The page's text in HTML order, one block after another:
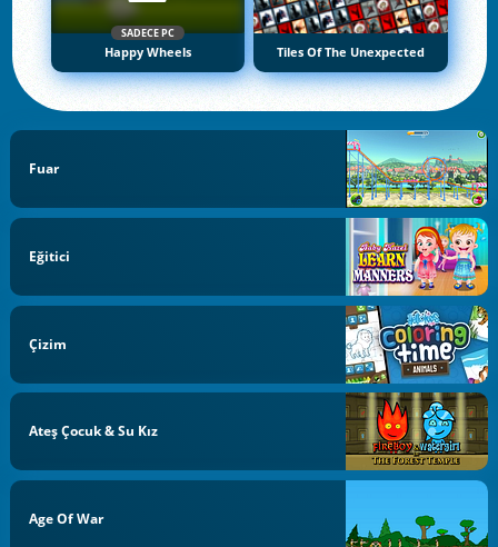
SADECE PC
Happy Wheels Tiles Of The Unexpected
Fuar
Eğitici
Çizim
Ateş Çocuk & Su Kız
Age Of War